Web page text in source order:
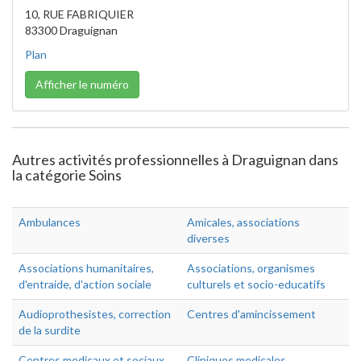
10, RUE FABRIQUIER
83300 Draguignan
Plan
Afficher le numéro
Autres activités professionnelles à Draguignan dans
la catégorie Soins
Ambulances
Amicales, associations
diverses
Associations humanitaires,
d'entraide, d'action sociale
Associations, organismes
culturels et socio-educatifs
Audioprothesistes, correction
de la surdite
Centres d'amincissement